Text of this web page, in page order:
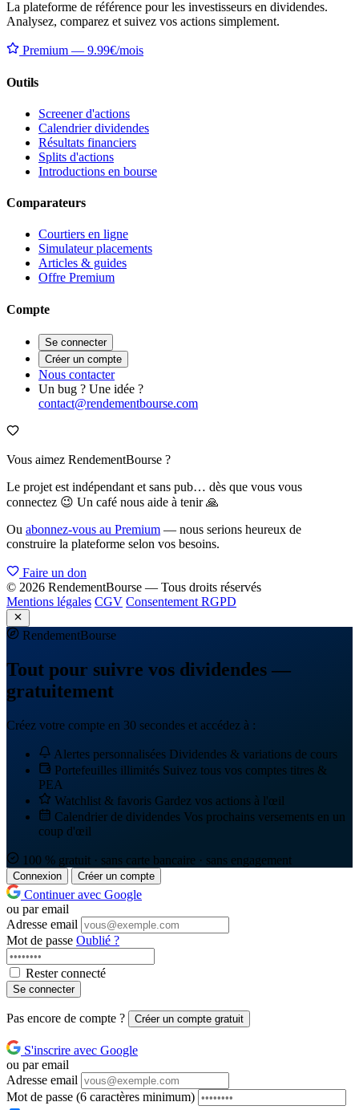
La plateforme de référence pour les investisseurs en dividendes.
Analysez, comparez et suivez vos actions simplement.
Premium — 9.99€/mois
Outils
Screener d'actions
Calendrier dividendes
Résultats financiers
Splits d'actions
Introductions en bourse
Comparateurs
Courtiers en ligne
Simulateur placements
Articles & guides
Offre Premium
Compte
Se connecter
Créer un compte
Nous contacter
Un bug ? Une idée ?
contact@rendementbourse.com
Vous aimez RendementBourse ?
Le projet est indépendant et sans pub… dès que vous vous
connectez 😉 Un café nous aide à tenir 🙏
Ou abonnez-vous au Premium — nous serions heureux de
construire la plateforme selon vos besoins.
Faire un don
© 2026 RendementBourse — Tous droits réservés
Mentions légales CGV Consentement RGPD
RendementBourse
Tout pour suivre vos dividendes —
gratuitement
Créez votre compte en 30 secondes et accédez à :
Alertes personnalisées Dividendes & variations de cours
Portefeuilles illimités Suivez tous vos comptes titres &
PEA
Watchlist & favoris Gardez vos actions à l'œil
Calendrier de dividendes Vos prochains versements en un
coup d'œil
100 % gratuit · sans carte bancaire · sans engagement
Connexion Créer un compte
Continuer avec Google
ou par email
Adresse email
Mot de passe Oublié ?
Rester connecté
Se connecter
Pas encore de compte ? Créer un compte gratuit
S'inscrire avec Google
ou par email
Adresse email
Mot de passe (6 caractères minimum)